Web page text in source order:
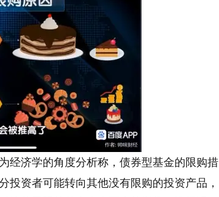
经济学的角度分析称，债券型基金的限购措
投资者可能转向其他没有限购的投资产品，